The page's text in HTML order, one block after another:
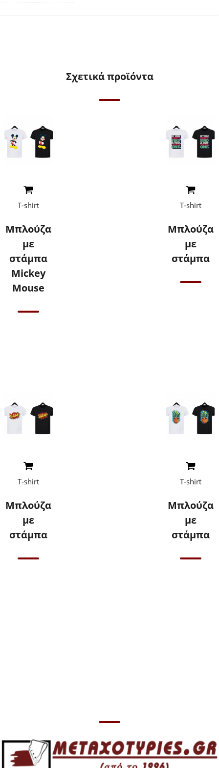
Σχετικά προϊόντα
T-shirt
Μπλούζα
με
στάμπα
Mickey
Mouse
T-shirt
Μπλούζα
με
στάμπα
T-shirt
Μπλούζα
με
στάμπα
T-shirt
Μπλούζα
με
στάμπα